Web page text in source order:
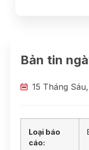
Bản tin
15 Tháng Sáu,
Loại báo
cáo: